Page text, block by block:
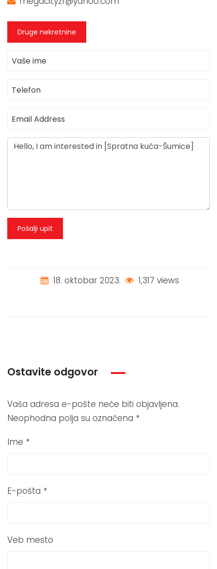
Druge nekretnine
Pošalji upit
18. oktobar 2023. 1,317 views
Ostavite odgovor
Vaša adresa e-pošte neće biti objavljena.
Neophodna polja su označena *
Ime *
E-pošta *
Veb mesto